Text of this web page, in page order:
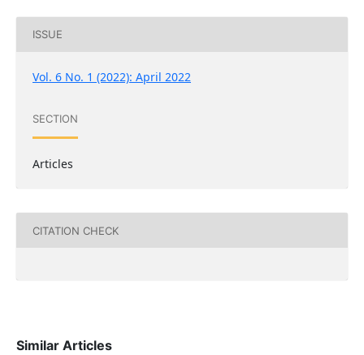
ISSUE
Vol. 6 No. 1 (2022): April 2022
SECTION
Articles
CITATION CHECK
Similar Articles